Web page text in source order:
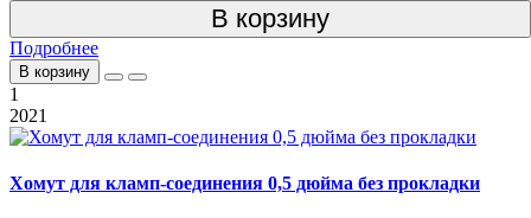
В корзину
Подробнее
В корзину
1
2021
Хомут для кламп-соединения 0,5 дюйма без прокладки